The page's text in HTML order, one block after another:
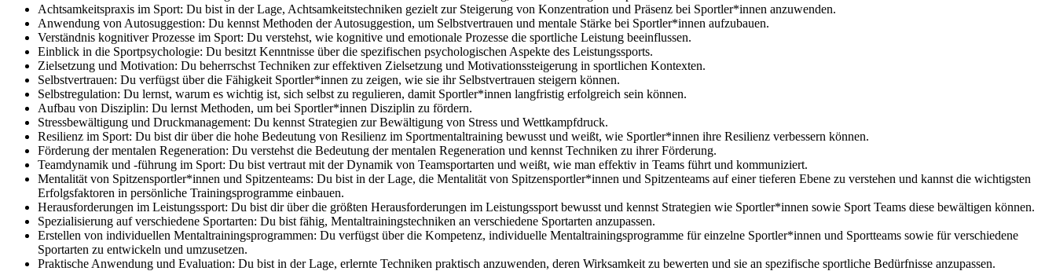
Achtsamkeitspraxis im Sport: Du bist in der Lage, Achtsamkeitstechniken gezielt zur Steigerung von Konzentration und Präsenz bei Sportler*innen anzuwenden.
Anwendung von Autosuggestion: Du kennst Methoden der Autosuggestion, um Selbstvertrauen und mentale Stärke bei Sportler*innen aufzubauen.
Verständnis kognitiver Prozesse im Sport: Du verstehst, wie kognitive und emotionale Prozesse die sportliche Leistung beeinflussen.
Einblick in die Sportpsychologie: Du besitzt Kenntnisse über die spezifischen psychologischen Aspekte des Leistungssports.
Zielsetzung und Motivation: Du beherrschst Techniken zur effektiven Zielsetzung und Motivationssteigerung in sportlichen Kontexten.
Selbstvertrauen: Du verfügst über die Fähigkeit Sportler*innen zu zeigen, wie sie ihr Selbstvertrauen steigern können.
Selbstregulation: Du lernst, warum es wichtig ist, sich selbst zu regulieren, damit Sportler*innen langfristig erfolgreich sein können.
Aufbau von Disziplin: Du lernst Methoden, um bei Sportler*innen Disziplin zu fördern.
Stressbewältigung und Druckmanagement: Du kennst Strategien zur Bewältigung von Stress und Wettkampfdruck.
Resilienz im Sport: Du bist dir über die hohe Bedeutung von Resilienz im Sportmentaltraining bewusst und weißt, wie Sportler*innen ihre Resilienz verbessern können.
Förderung der mentalen Regeneration: Du verstehst die Bedeutung der mentalen Regeneration und kennst Techniken zu ihrer Förderung.
Teamdynamik und -führung im Sport: Du bist vertraut mit der Dynamik von Teamsportarten und weißt, wie man effektiv in Teams führt und kommuniziert.
Mentalität von Spitzensportler*innen und Spitzenteams: Du bist in der Lage, die Mentalität von Spitzensportler*innen und Spitzenteams auf einer tieferen Ebene zu verstehen und kannst die wichtigsten
Erfolgsfaktoren in persönliche Trainingsprogramme einbauen.
Herausforderungen im Leistungssport: Du bist dir über die größten Herausforderungen im Leistungssport bewusst und kennst Strategien wie Sportler*innen sowie Sport Teams diese bewältigen können.
Spezialisierung auf verschiedene Sportarten: Du bist fähig, Mentaltrainingstechniken an verschiedene Sportarten anzupassen.
Erstellen von individuellen Mentaltrainingsprogrammen: Du verfügst über die Kompetenz, individuelle Mentaltrainingsprogramme für einzelne Sportler*innen und Sportteams sowie für verschiedene
Sportarten zu entwickeln und umzusetzen.
Praktische Anwendung und Evaluation: Du bist in der Lage, erlernte Techniken praktisch anzuwenden, deren Wirksamkeit zu bewerten und sie an spezifische sportliche Bedürfnisse anzupassen.